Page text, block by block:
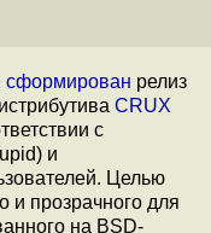
сформирован релиз
CRUX
с
и
Целью
и прозрачного для
на BSD-